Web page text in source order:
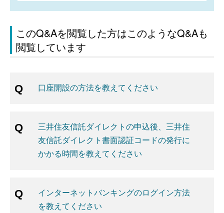
このQ&Aを閲覧した方はこのようなQ&Aも
閲覧しています
口座開設の方法を教えてください
三井住友信託ダイレクトの申込後、三井住
友信託ダイレクト書面認証コードの発行に
かかる時間を教えてください
インターネットバンキングのログイン方法
を教えてください